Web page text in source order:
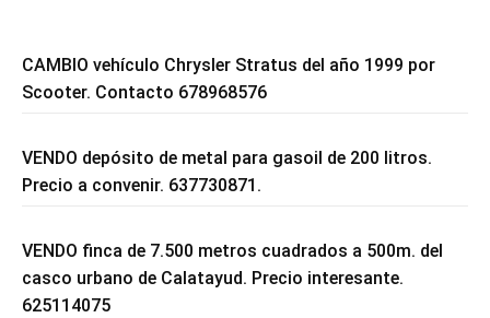
CAMBIO vehículo Chrysler Stratus del año 1999 por
Scooter. Contacto 678968576
VENDO depósito de metal para gasoil de 200 litros.
Precio a convenir. 637730871.
VENDO finca de 7.500 metros cuadrados a 500m. del
casco urbano de Calatayud. Precio interesante.
625114075